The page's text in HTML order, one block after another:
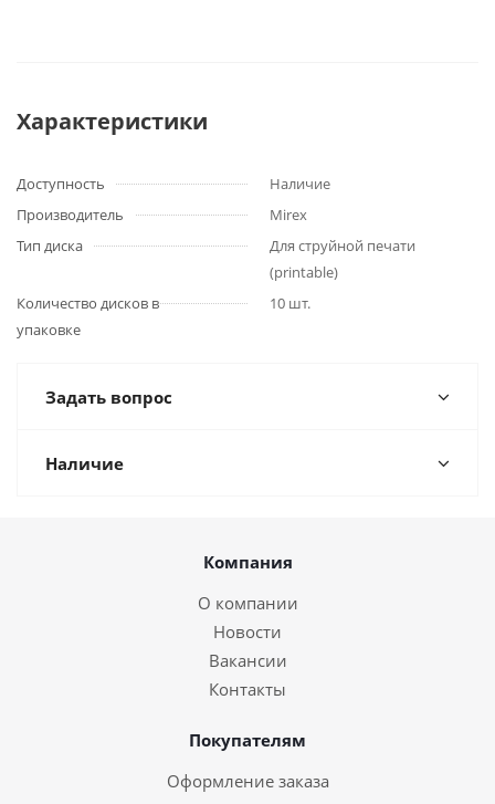
Характеристики
Доступность
Наличие
Производитель
Mirex
Тип диска
Для струйной печати
(printable)
Количество дисков в
упаковке
10 шт.
Задать вопрос
Наличие
Компания
О компании
Новости
Вакансии
Контакты
Покупателям
Оформление заказа